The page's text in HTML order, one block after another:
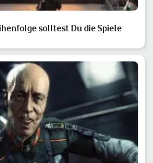
solltest Du die Spiele